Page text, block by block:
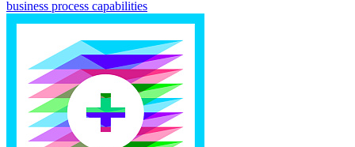
business process capabilities